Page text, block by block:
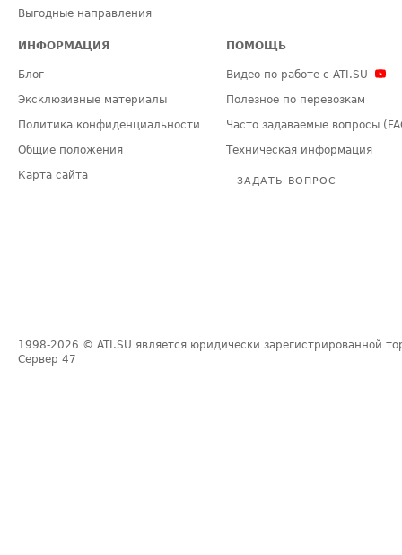
Выгодные направления
ИНФОРМАЦИЯ
Блог
Эксклюзивные материалы
Политика конфиденциальности
Общие положения
Карта сайта
ПОМОЩЬ
Видео по работе с ATI.SU
Полезное по перевозкам
Часто задаваемые вопросы
Техническая информация
ЗАДАТЬ ВОПРОС
1998-2026 © ATI.SU является юридически зарегистрированной
Сервер 47